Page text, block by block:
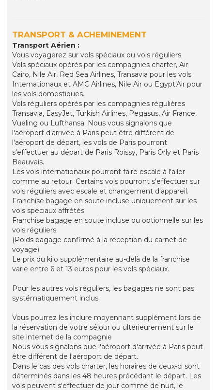
TRANSPORT & ACHEMINEMENT
Transport Aérien :
Vous voyagerez sur vols spéciaux ou vols réguliers.
Vols spéciaux opérés par les compagnies charter, Air
Cairo, Nile Air, Red Sea Airlines, Transavia pour les vols
Internationaux et AMC Airlines, Nile Air ou Egypt'Air pour
les vols domestiques.
Vols réguliers opérés par les compagnies régulières
Transavia, EasyJet, Turkish Airlines, Pegasus, Air France,
Vueling ou Lufthansa. Nous vous signalons que
l'aéroport d'arrivée à Paris peut être différent de
l'aéroport de départ, les vols de Paris pourront
s'effectuer au départ de Paris Roissy, Paris Orly et Paris
Beauvais.
Les vols internationaux pourront faire escale à l'aller
comme au retour. Certains vols pourront s'effectuer sur
vols réguliers avec escale et changement d'appareil.
Franchise bagage en soute incluse uniquement sur les
vols spéciaux affrétés
Franchise bagage en soute incluse ou optionnelle sur les
vols réguliers
(Poids bagage confirmé à la réception du carnet de
voyage)
Le prix du kilo supplémentaire au-delà de la franchise
varie entre 6 et 13 euros pour les vols spéciaux.
Pour les autres vols réguliers, les bagages ne sont pas
systématiquement inclus.
Vous pourrez les inclure moyennant supplément lors de
la réservation de votre séjour ou ultérieurement sur le
site internet de la compagnie
Nous vous signalons que l'aéroport d'arrivée à Paris peut
être différent de l'aéroport de départ.
Dans le cas des vols charter, les horaires de ceux-ci sont
déterminés dans les 48 heures précédant le départ. Les
vols peuvent s'effectuer de jour comme de nuit, le